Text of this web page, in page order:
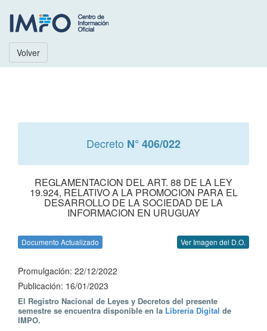
Volver
Decreto N° 406/022
REGLAMENTACION DEL ART. 88 DE LA LEY
19.924, RELATIVO A LA PROMOCION PARA EL
DESARROLLO DE LA SOCIEDAD DE LA
INFORMACION EN URUGUAY
Documento Actualizado Ver Imagen del D.O.
Promulgación: 22/12/2022
Publicación: 16/01/2023
El Registro Nacional de Leyes y Decretos del presente
semestre se encuentra disponible en la Librería Digital de
IMPO.